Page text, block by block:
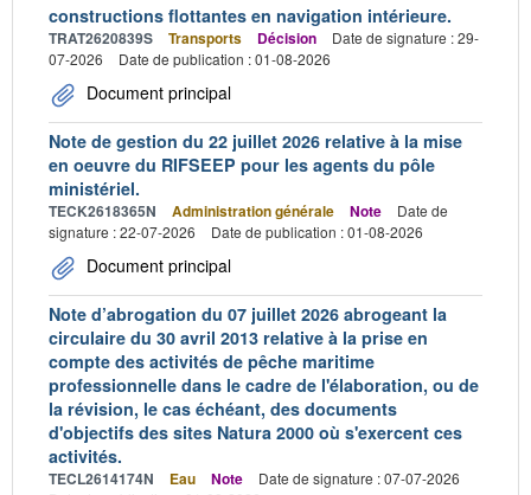
constructions flottantes en navigation intérieure.
TRAT2620839S Transports Décision
Date de signature : 29-
07-2026
Date de publication : 01-08-2026
Document principal
Note de gestion du 22 juillet 2026 relative à la mise
en oeuvre du RIFSEEP pour les agents du pôle
ministériel.
TECK2618365N Administration générale Note
Date de
signature : 22-07-2026
Date de publication : 01-08-2026
Document principal
Note d’abrogation du 07 juillet 2026 abrogeant la
circulaire du 30 avril 2013 relative à la prise en
compte des activités de pêche maritime
professionnelle dans le cadre de l'élaboration, ou de
la révision, le cas échéant, des documents
d'objectifs des sites Natura 2000 où s'exercent ces
activités.
TECL2614174N Eau Note
Date de signature : 07-07-2026